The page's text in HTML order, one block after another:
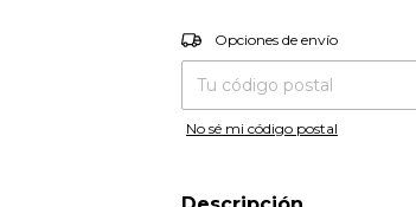
Entregas para el CP:
Opciones de envío
No sé mi código postal